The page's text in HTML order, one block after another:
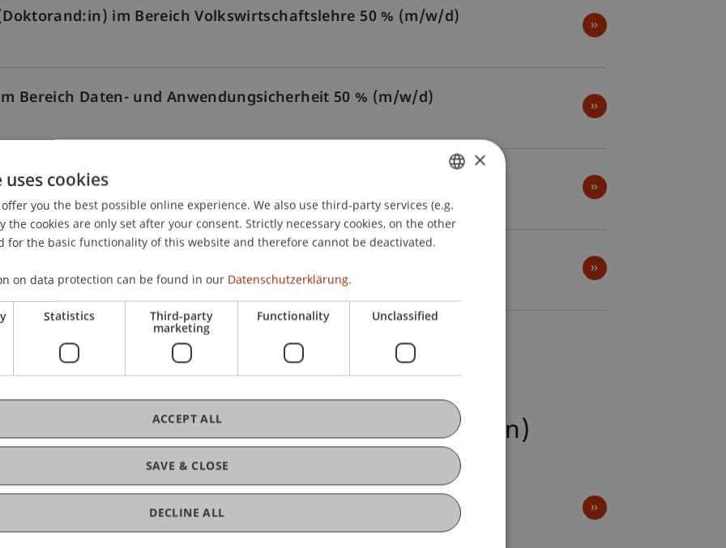
im Bereich Volkswirtschaftslehre 50 % (m/w/d)
Bereich Daten- und Anwendungsicherheit 50 % (m/w/d)
and Digital Finance 80 - 100% (m/f/d)
(m/w/d)
for Students or Graduates (only in German)
GERMAN
ENGLISH
×
cookies
you the best possible online experience. We also use third-party services (e.g.
the cookies are only set after your consent. Strictly necessary cookies, on the other
for the basic functionality of this website and therefore cannot be deactivated.
on data protection can be found in our Datenschutzerklärung.
Statistics Third-party
marketing
Functionality Unclassified
SAVE & CLOSE
ACCEPT ALL
DECLINE ALL